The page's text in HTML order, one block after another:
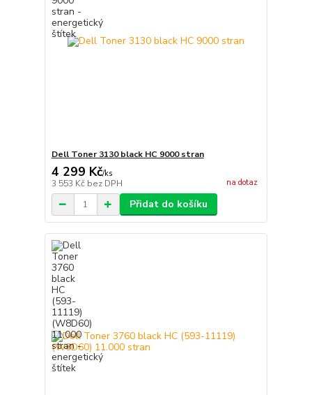
Dell Toner 3130 black HC 9000 stran
4 299 Kč/ks
3 553 Kč bez DPH na dotaz
Přidat do košíku